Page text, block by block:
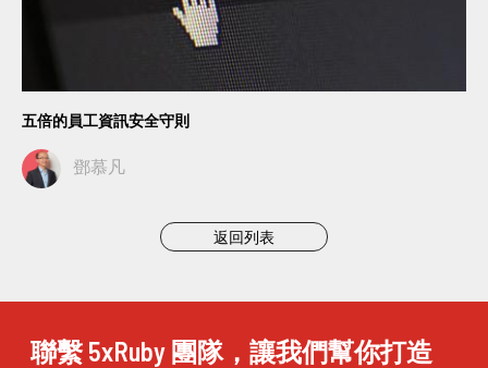
五倍的員工資訊安全守則
鄧慕凡
返回列表
聯繫 5xRuby 團隊，讓我們幫你打造